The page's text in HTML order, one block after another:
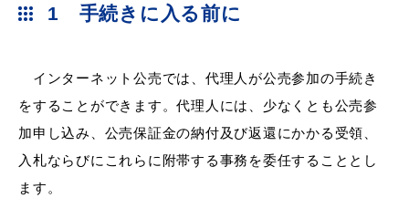
教育・文化・スポーツ
1 手続きに入る前に
インターネット公売では、代理人が公売参加の手続き
をすることができます。代理人には、少なくとも公売参
加申し込み、公売保証金の納付及び返還にかかる受領、
入札ならびにこれらに附帯する事務を委任することとし
ます。